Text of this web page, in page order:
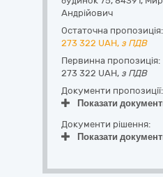
Андрійович
Остаточна пропозиція:
273 322 UAH, з ПДВ
Первинна пропозиція:
273 322 UAH, з ПДВ
Документи пропозиції:
Показати
Документи рішення:
Показати